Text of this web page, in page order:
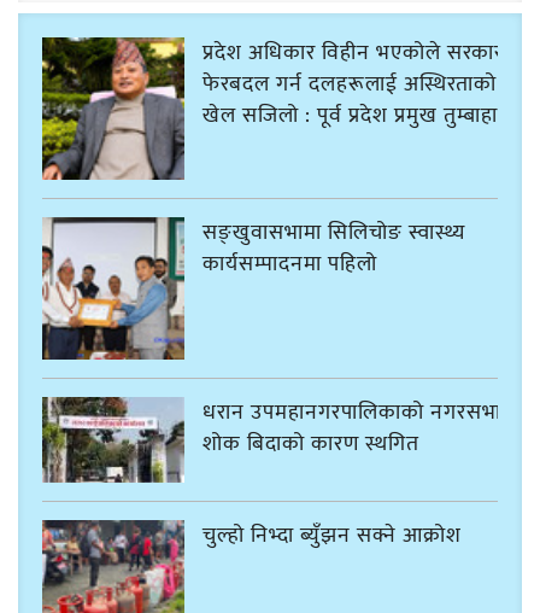
प्रदेश अधिकार विहीन भएकोले सरकार
फेरबदल गर्न दलहरूलाई अस्थिरताको
खेल सजिलो : पूर्व प्रदेश प्रमुख तुम्बाहाङ
सङ्खुवासभामा सिलिचोङ स्वास्थ्य
कार्यसम्पादनमा पहिलो
धरान उपमहानगरपालिकाको नगरसभा
शोक बिदाको कारण स्थगित
चुल्हो निभ्दा ब्युँझन सक्ने आक्रोश